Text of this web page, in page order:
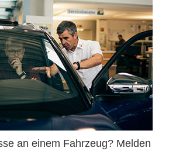
an einem Fahrzeug? Melden